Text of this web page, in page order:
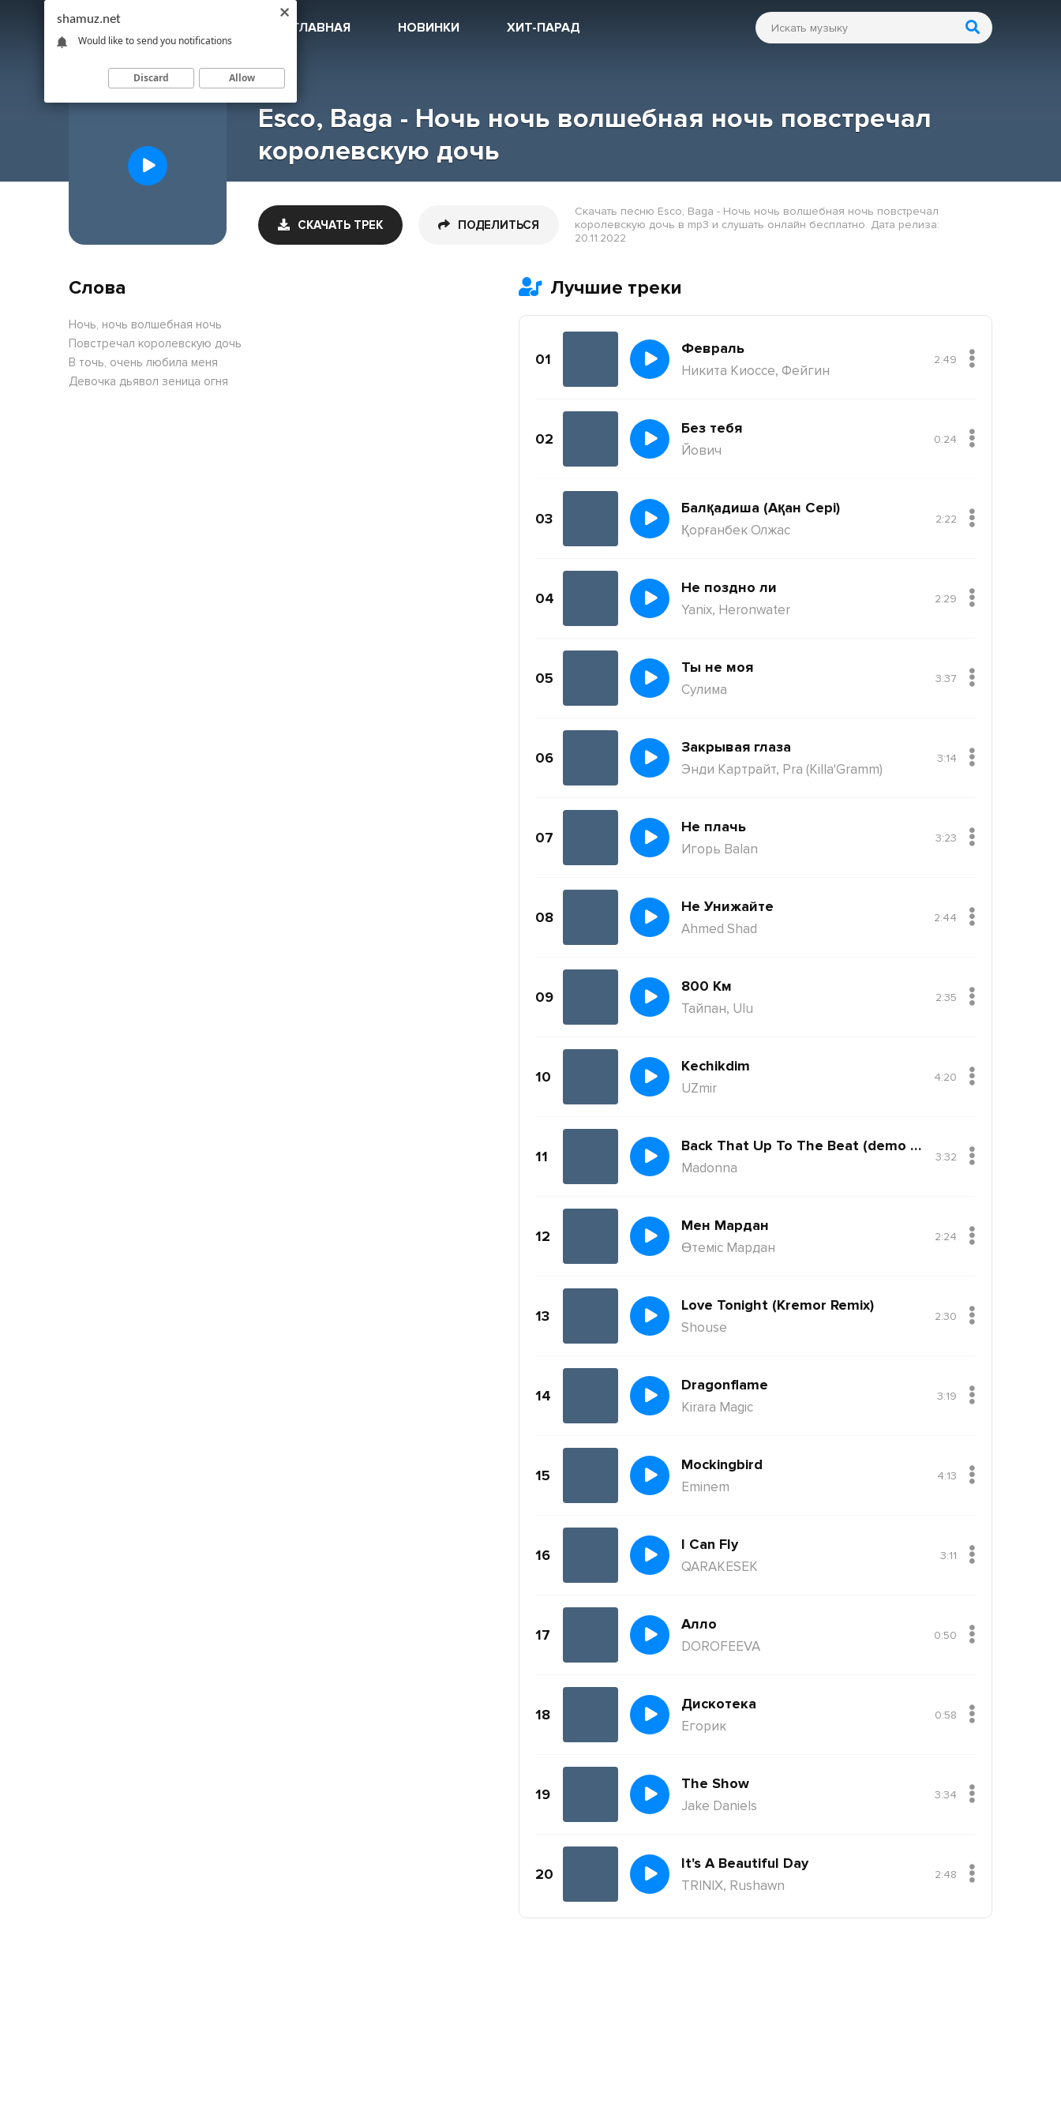
SHAMUZ ГЛАВНАЯ НОВИНКИ ХИТ-ПАРАД
Esco, Baga - Ночь ночь волшебная ночь повстречал
королевскую дочь
СКАЧАТЬ ТРЕК ПОДЕЛИТЬСЯ
Скачать песню Esco, Baga - Ночь ночь волшебная ночь повстречал
королевскую дочь в mp3 и слушать онлайн бесплатно. Дата релиза:
20.11.2022
Слова
Ночь, ночь волшебная ночь
Повстречал королевскую дочь
В точь, очень любила меня
Девочка дьявол зеница огня
Лучшие треки
01
Февраль
Никита Киоссе, Фейгин
2:49
02
Без тебя
Йович
0:24
03
Балқадиша (Ақан Сері)
Қорғанбек Олжас
2:22
04
Не поздно ли
Yanix, Heronwater
2:29
05
Ты не моя
Сулима
3:37
06
Закрывая глаза
Энди Картрайт, Pra (Killa'Gramm)
3:14
07
Не плачь
Игорь Balan
3:23
08
Не Унижайте
Ahmed Shad
2:44
09
800 Км
Тайпан, Ulu
2:35
10
Kechikdim
UZmir
4:20
11
Back That Up To The Beat (demo Version)
Madonna
3:32
12
Мен Мардан
Өтеміс Мардан
2:24
13
Love Tonight (Kremor Remix)
Shouse
2:30
14
Dragonflame
Kirara Magic
3:19
15
Mockingbird
Eminem
4:13
16
I Can Fly
QARAKESEK
3:11
17
Алло
DOROFEEVA
0:50
18
Дискотека
Егорик
0:58
19
The Show
Jake Daniels
3:34
20
It's A Beautiful Day
TRINIX, Rushawn
2:48
shamuz.net
Would like to send you notifications
Discard Allow